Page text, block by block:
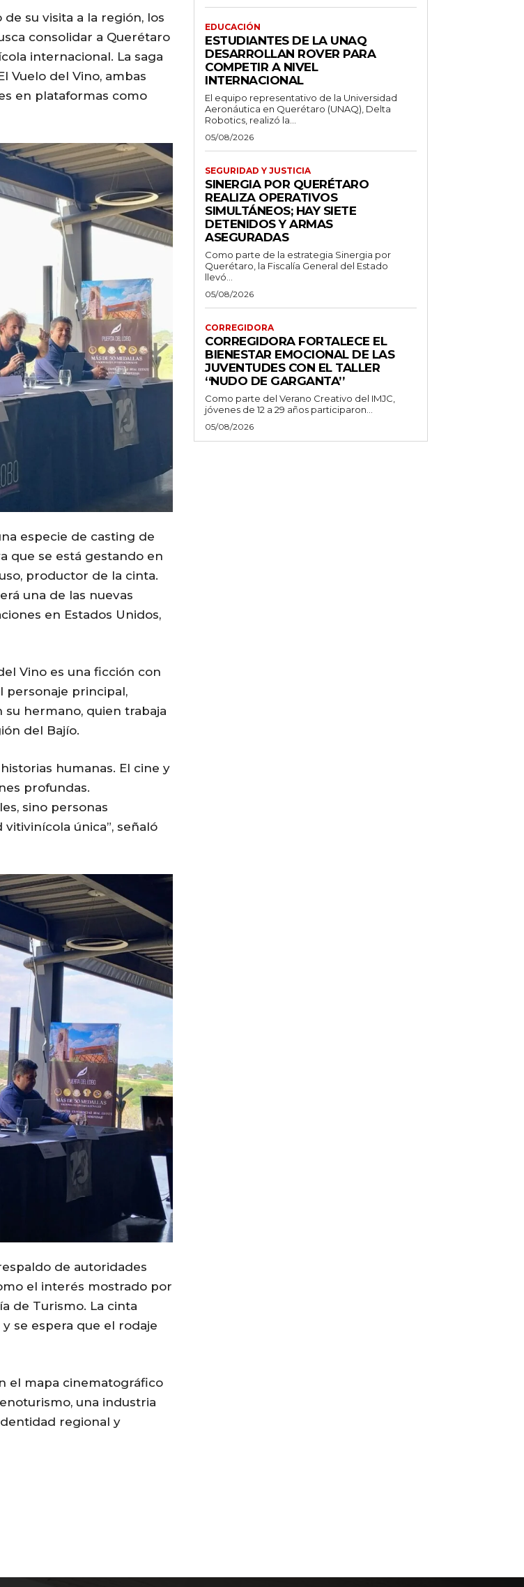
su visita a la región, los
consolidar a Querétaro
internacional. La saga
Vuelo del Vino, ambas
en plataformas como
especie de casting de
que se está gestando en
productor de la cinta.
una de las nuevas
en Estados Unidos,
Vino es una ficción con
personaje principal,
hermano, quien trabaja
del Bajío.
humanas. El cine y
profundas.
sino personas
única”, señaló
de autoridades
el interés mostrado por
de Turismo. La cinta
se espera que el rodaje
el mapa cinematográfico
una industria
regional y
EDUCACIÓN
ESTUDIANTES DE LA UNAQ
DESARROLLAN ROVER PARA
COMPETIR A NIVEL
INTERNACIONAL
El equipo representativo de la Universidad
Aeronáutica en Querétaro (UNAQ), Delta
Robotics, realizó la...
05/08/2026
SEGURIDAD Y JUSTICIA
SINERGIA POR QUERÉTARO
REALIZA OPERATIVOS
SIMULTÁNEOS; HAY SIETE
DETENIDOS Y ARMAS
ASEGURADAS
Como parte de la estrategia Sinergia por
Querétaro, la Fiscalía General del Estado
llevó...
05/08/2026
CORREGIDORA
CORREGIDORA FORTALECE EL
BIENESTAR EMOCIONAL DE LAS
JUVENTUDES CON EL TALLER
‘‘NUDO DE GARGANTA’’
Como parte del Verano Creativo del IMJC,
jóvenes de 12 a 29 años participaron...
05/08/2026